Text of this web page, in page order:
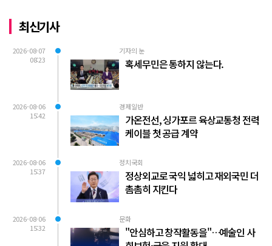
최신기사
2026-08-07
08:23
기자의 눈
혹세무민은 통하지 않는다.
2026-08-06
15:42
경제일반
가온전선, 싱가포르 육상교통청 전력
케이블 첫 공급 계약
2026-08-06
15:37
정치국회
정상외교로 국익 넓히고 재외국민 더
촘촘히 지킨다
2026-08-06
15:32
문화
"안심하고 창작활동을"…예술인 사